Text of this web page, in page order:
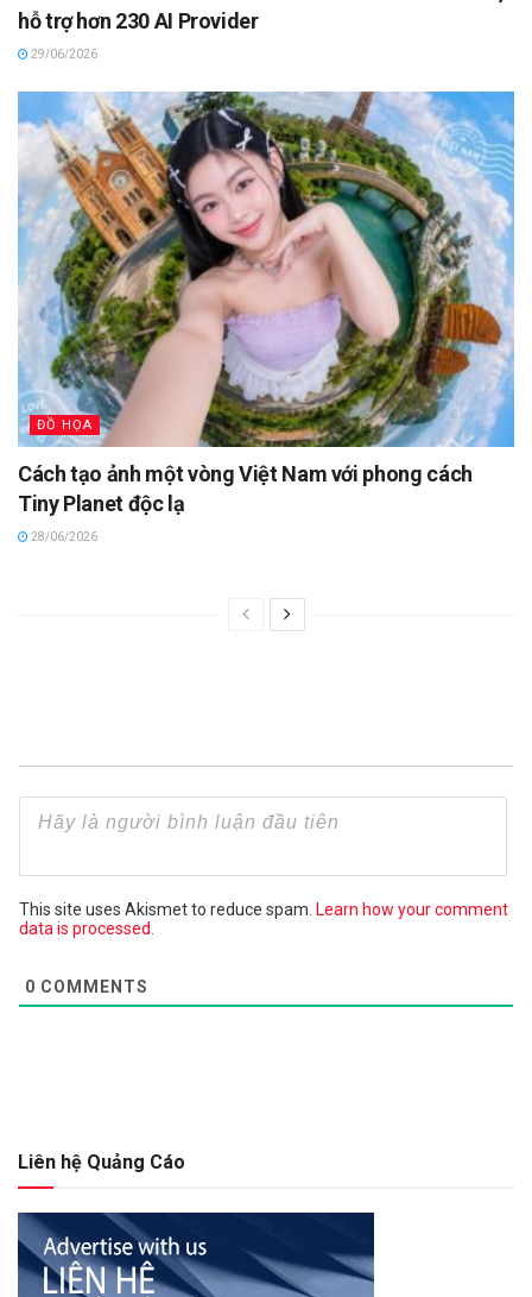
hỗ trợ hơn 230 AI Provider
29/06/2026
ĐỒ HỌA
Cách tạo ảnh một vòng Việt Nam với phong cách
Tiny Planet độc lạ
28/06/2026
This site uses Akismet to reduce spam. Learn how your comment
data is processed.
0 COMMENTS
Liên hệ Quảng Cáo